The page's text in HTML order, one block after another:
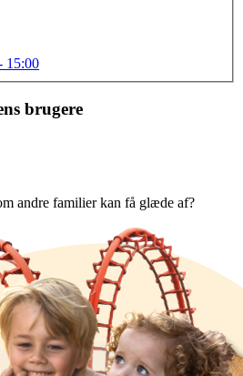
15:00
brugere
andre familier kan få glæde af?